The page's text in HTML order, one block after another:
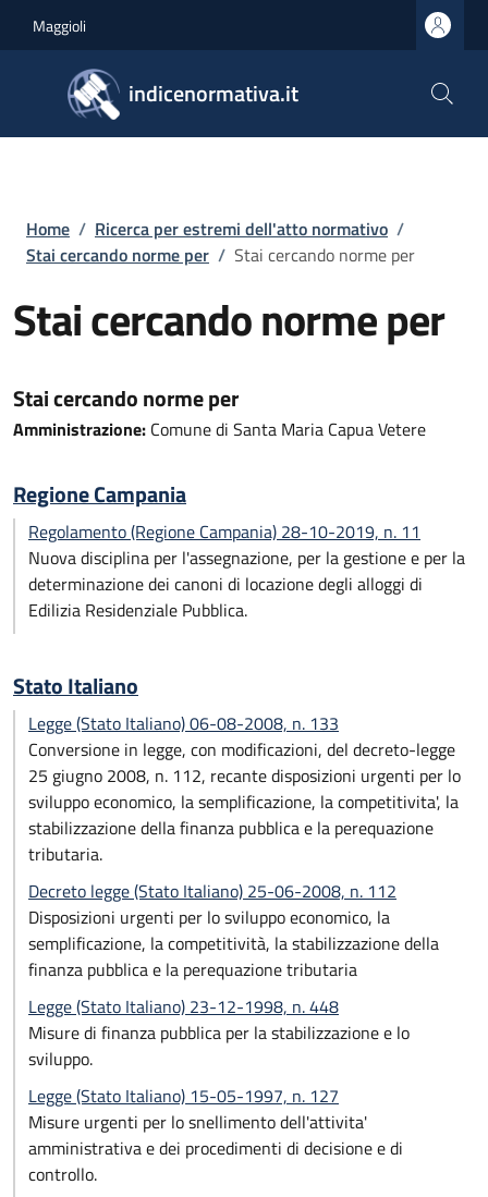
Maggioli
indicenormativa.it
Briciole di pane
Home / Ricerca per estremi dell'atto normativo /
Stai cercando norme per / Stai cercando norme per
Stai cercando norme per
Stai cercando norme per
Amministrazione: Comune di Santa Maria Capua Vetere
Regione Campania
Regolamento (Regione Campania) 28-10-2019, n. 11
Nuova disciplina per l'assegnazione, per la gestione e per la
determinazione dei canoni di locazione degli alloggi di
Edilizia Residenziale Pubblica.
Stato Italiano
Legge (Stato Italiano) 06-08-2008, n. 133
Conversione in legge, con modificazioni, del decreto-legge
25 giugno 2008, n. 112, recante disposizioni urgenti per lo
sviluppo economico, la semplificazione, la competitivita', la
stabilizzazione della finanza pubblica e la perequazione
tributaria.
Decreto legge (Stato Italiano) 25-06-2008, n. 112
Disposizioni urgenti per lo sviluppo economico, la
semplificazione, la competitività, la stabilizzazione della
finanza pubblica e la perequazione tributaria
Legge (Stato Italiano) 23-12-1998, n. 448
Misure di finanza pubblica per la stabilizzazione e lo
sviluppo.
Legge (Stato Italiano) 15-05-1997, n. 127
Misure urgenti per lo snellimento dell'attivita'
amministrativa e dei procedimenti di decisione e di
controllo.